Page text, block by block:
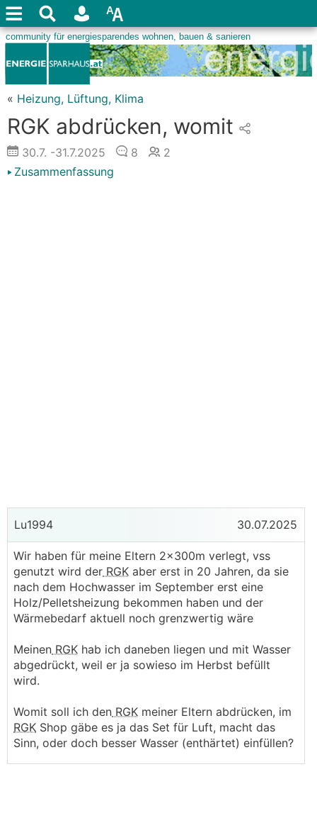
« Heizung, Lüftung, Klima
RGK abdrücken, womit
30.7. -31.7.2025 8
2
Zusammenfassung
Lu1994 30.07.2025
Wir haben für meine Eltern 2x300m verlegt, vss
genutzt wird der RGK aber erst in 20 Jahren, da sie
nach dem Hochwasser im September erst eine
Holz/Pelletsheizung bekommen haben und der
Wärmebedarf aktuell noch grenzwertig wäre
Meinen RGK hab ich daneben liegen und mit Wasser
abgedrückt, weil er ja sowieso im Herbst befüllt
wird.
Womit soll ich den RGK meiner Eltern abdrücken, im
RGK Shop gäbe es ja das Set für Luft, macht das
Sinn, oder doch besser Wasser (enthärtet) einfüllen?